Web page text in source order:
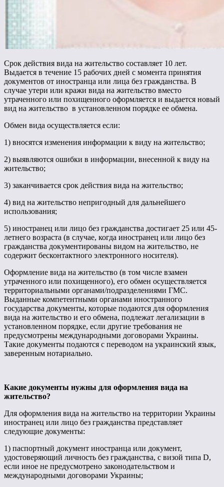
Срок действия вида на жительство составляет 10 лет.
Выдается в течение 15 рабочих дней с момента принятия
документов от иностранца или лица без гражданства. В
случае утери или кражи вида на жительство вместо
утраченного или похищенного оформляется и выдается новый
вид на жительство в установленном порядке ее обмена.
Обмен вида осуществляется если:
1) вносятся изменения информации к виду на жительство;
2) выявляются ошибки в информации, внесенной к виду на
жительство;
3) заканчивается срок действия вида на жительство;
4) вид на жительство непригодный для дальнейшего
использования;
5) иностранец или лицо без гражданства достигает 25 или 45-
летнего возраста (в случае, когда иностранец или лицо без
гражданства документированы видом на жительство, не
содержит бесконтактного электронного носителя).
Оформление вида на жительство (в том числе взамен
утраченного или похищенного), его обмен осуществляется
территориальными органами/подразделениями ГМС.
Выданные компетентными органами иностранного
государства документы, которые подаются для оформления
вида на жительство и его обмена, подлежат легализации в
установленном порядке, если другие требования не
предусмотрены международными договорами Украины.
Такие документы подаются с переводом на украинский язык,
заверенным нотариально.
Какие документы нужны для оформления вида на
жительство?
Для оформления вида на жительство на территории Украины
иностранец или лицо без гражданства представляет
следующие документы:
1) паспортный документ иностранца или документ,
удостоверяющий личность без гражданства, с визой типа D,
если иное не предусмотрено законодательством и
международными договорами Украины;